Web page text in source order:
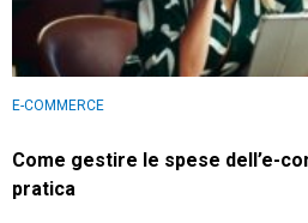
E-COMMERCE
Come gestire le spese dell’e-
pratica